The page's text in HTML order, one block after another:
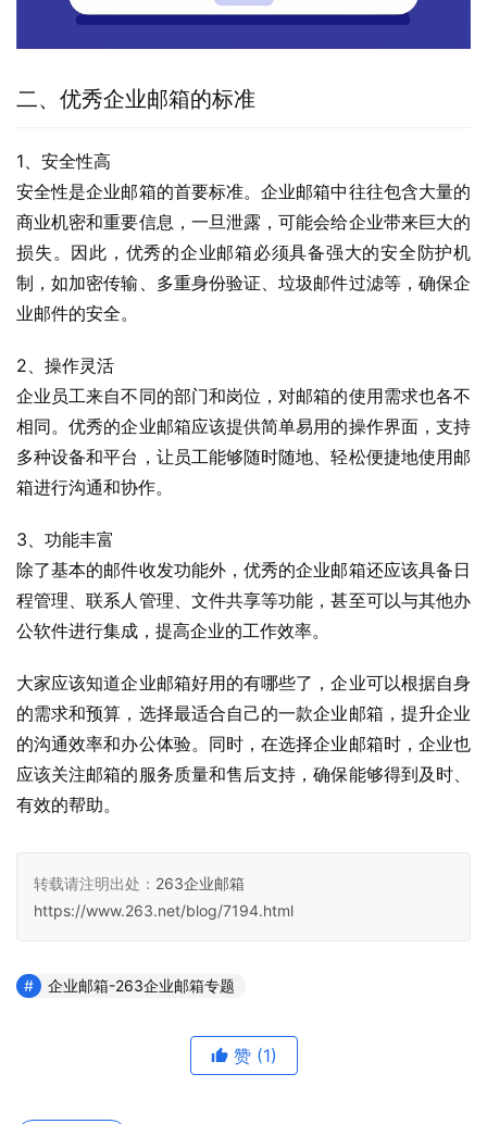
二、优秀企业邮箱的标准
1、安全性高
安全性是企业邮箱的首要标准。企业邮箱中往往包含大量的
商业机密和重要信息，一旦泄露，可能会给企业带来巨大的
损失。因此，优秀的企业邮箱必须具备强大的安全防护机
制，如加密传输、多重身份验证、垃圾邮件过滤等，确保企
业邮件的安全。
2、操作灵活
企业员工来自不同的部门和岗位，对邮箱的使用需求也各不
相同。优秀的企业邮箱应该提供简单易用的操作界面，支持
多种设备和平台，让员工能够随时随地、轻松便捷地使用邮
箱进行沟通和协作。
3、功能丰富
除了基本的邮件收发功能外，优秀的企业邮箱还应该具备日
程管理、联系人管理、文件共享等功能，甚至可以与其他办
公软件进行集成，提高企业的工作效率。
大家应该知道企业邮箱好用的有哪些了，企业可以根据自身
的需求和预算，选择最适合自己的一款企业邮箱，提升企业
的沟通效率和办公体验。同时，在选择企业邮箱时，企业也
应该关注邮箱的服务质量和售后支持，确保能够得到及时、
有效的帮助。
转载请注明出处： 263企业邮箱
https://www.263.net/blog/7194.html
企业邮箱-263企业邮箱专题
赞 (1)